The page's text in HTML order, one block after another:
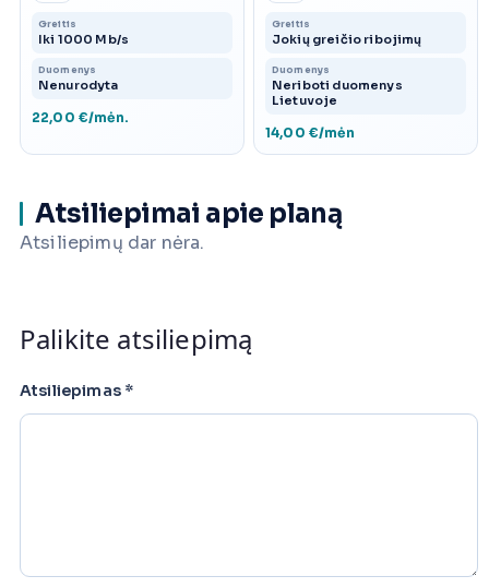
Greitis
Iki 1000 Mb/s
Duomenys
Nenurodyta
22,00 €/mėn.
Greitis
Jokių greičio ribojimų
Duomenys
Neriboti duomenys
Lietuvoje
14,00 €/mėn
Atsiliepimai apie planą
Atsiliepimų dar nėra.
Palikite atsiliepimą
Atsiliepimas *